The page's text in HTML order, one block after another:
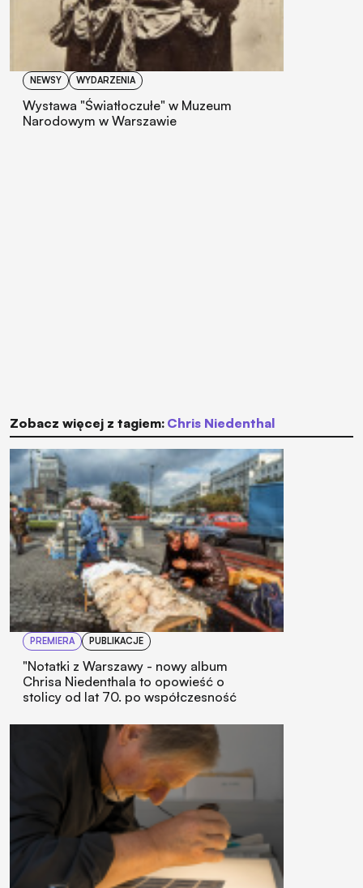
NEWSY WYDARZENIA
Wystawa "Światłoczułe" w Muzeum
Narodowym w Warszawie
Zobacz więcej z tagiem: Chris Niedenthal
PREMIERA PUBLIKACJE
"Notatki z Warszawy - nowy album
Chrisa Niedenthala to opowieść o
stolicy od lat 70. po współczesność